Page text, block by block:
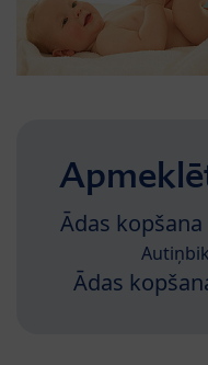
Ādas kopšana
Ādas